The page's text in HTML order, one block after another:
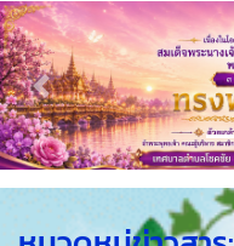
Previous